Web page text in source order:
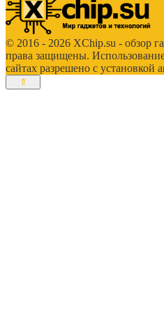
© 2016 - 2026 XChip.su - обзор
права защищены.
сайтах разрешено с установкой